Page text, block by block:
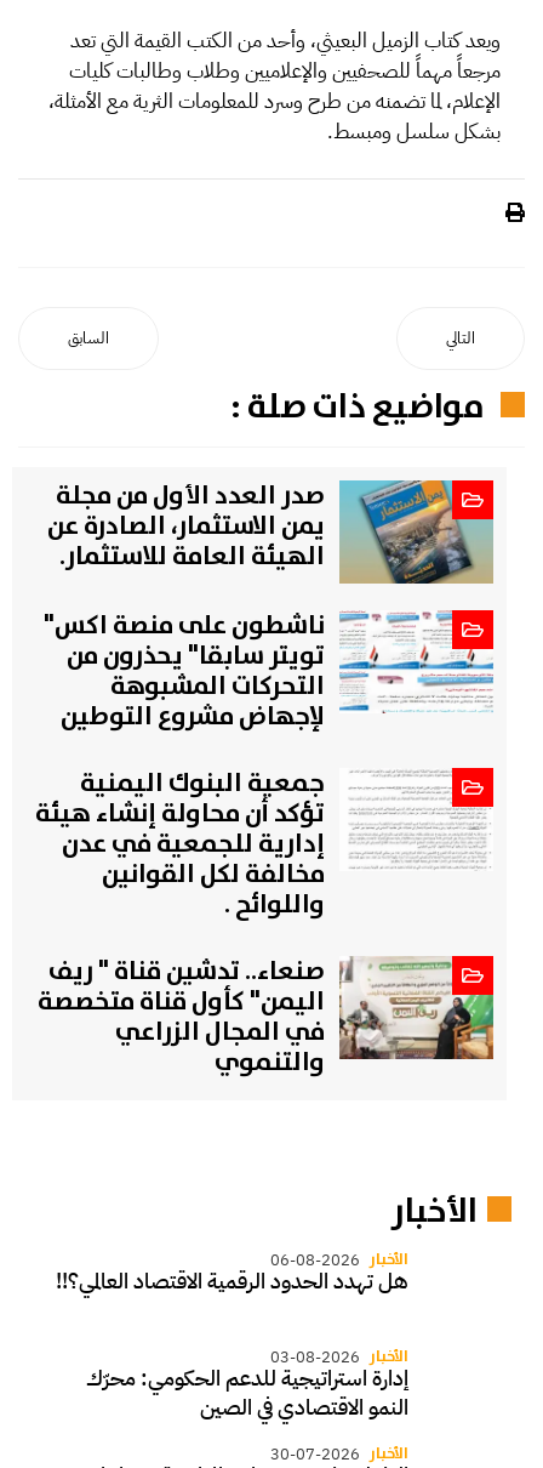
ويعد كتاب الزميل البعيثي، وأحد من الكتب القيمة التي تعد
مرجعاً مهماً للصحفيين والإعلاميين وطلاب وطالبات كليات
الإعلام، لما تضمنه من طرح وسرد للمعلومات الثرية مع الأمثلة،
بشكل سلسل ومبسط.
السابق التالي
مواضيع ذات صلة :
صدر العدد الأول من مجلة
يمن الاستثمار، الصادرة عن
الهيئة العامة للاستثمار.
ناشطون على منصة اكس"
تويتر سابقا" يحذرون من
التحركات المشبوهة
لإجهاض مشروع التوطين
جمعية البنوك اليمنية
تؤكد أن محاولة إنشاء هيئة
إدارية للجمعية في عدن
مخالفة لكل القوانين
واللوائح .
صنعاء.. تدشين قناة " ريف
اليمن" كأول قناة متخصصة
في المجال الزراعي
والتنموي
الأخبار
الأخبار 06-08-2026
هل تهدد الحدود الرقمية الاقتصاد العالمي؟!!
الأخبار 03-08-2026
إدارة استراتيجية للدعم الحكومي: محرّك
النمو الاقتصادي في الصين
الأخبار 30-07-2026